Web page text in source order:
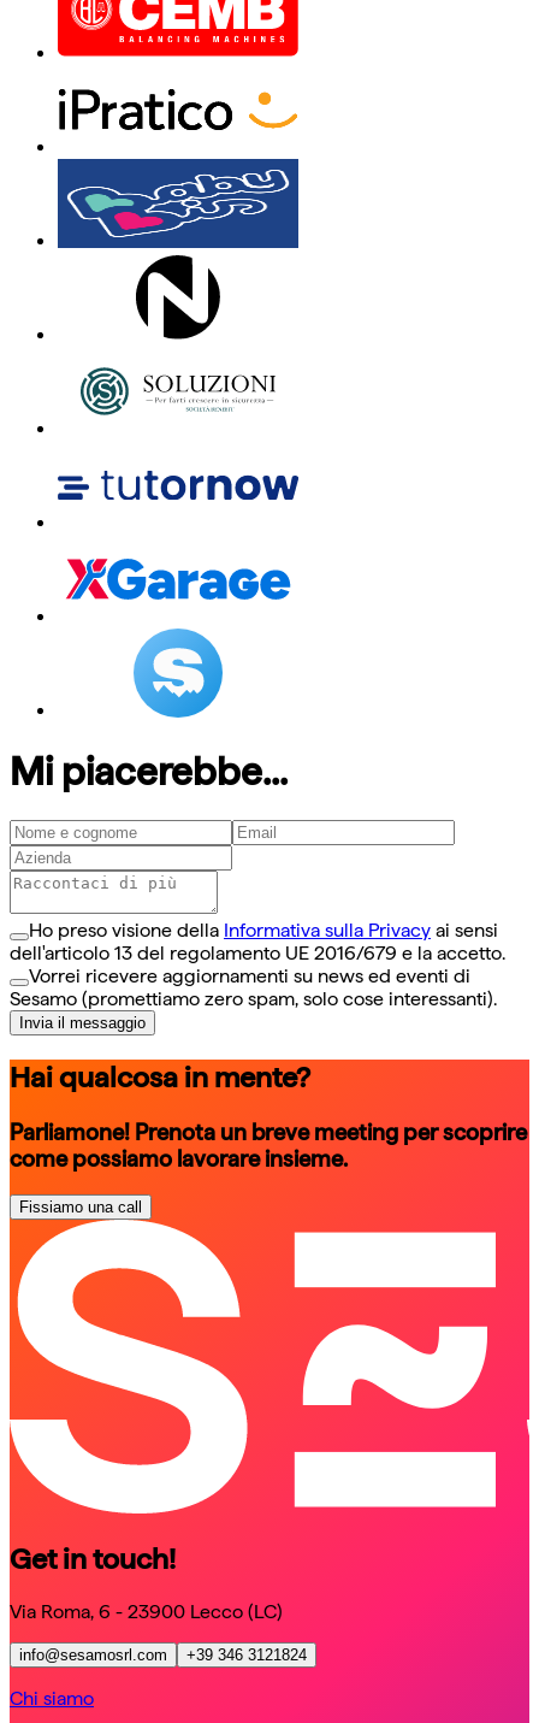
Mi piacerebbe...
Ho preso visione della Informativa sulla Privacy ai sensi
dell'articolo 13 del regolamento UE 2016/679 e la accetto.
Vorrei ricevere aggiornamenti su news ed eventi di
Sesamo (promettiamo zero spam, solo cose interessanti).
Invia il messaggio
Hai qualcosa in mente?
Parliamone! Prenota un breve meeting per scoprire
come possiamo lavorare insieme.
Fissiamo una call
schedule a call
schedule a call
Get in touch!
Via Roma, 6 - 23900 Lecco (LC)
info@sesamosrl.com +39 346 3121824
Chi siamo